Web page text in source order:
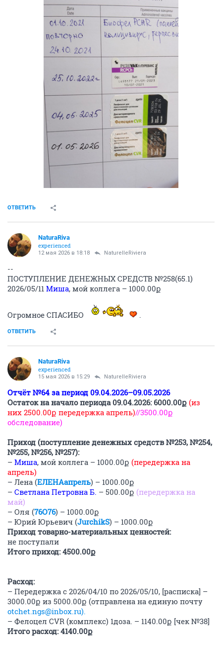
ОТВЕТИТЬ
NaturaRiva
experienced
12 мая 2026 в 18:18 NaturelleRiviera
--
ПОСТУПЛЕНИЕ ДЕНЕЖНЫХ СРЕДСТВ №258(65.1)
2026/05/11 Миша, мой коллега – 1000.00ք
Огромное СПАСИБО .
ОТВЕТИТЬ
NaturaRiva
experienced
15 мая 2026 в 15:29 NaturelleRiviera
Отчёт №64 за период 09.04.2026–09.05.2026
Остаток на начало периода 09.04.2026: 6000.00ք (из
них 2500.00ք передержка апрель)//3500.00ք
обследование)
Приход (поступление денежных средств №253, №254,
№255, №256, №257):
– Миша, мой коллега – 1000.00ք (передержка на
апрель)
– Лена (ЕЛЕНАапрель) – 1000.00ք
– Светлана Петровна Б. – 500.00ք (передержка на
май)
– Оля (76О76) – 1000.00ք
– Юрий Юрьевич (JurchikS) – 1000.00ք
Приход товарно-материальных ценностей:
не поступали
Итого приход: 4500.00ք
Расход:
– Передержка с 2026/04/10 по 2026/05/10, [расписка] –
3000.00ք из 5000.00ք (отправлена на единую почту
otchet.ngs@inbox.ru).
– Фелоцел CVR (комплекс) 1доза. – 1140.00ք [чек №38]
Итого расход: 4140.00ք